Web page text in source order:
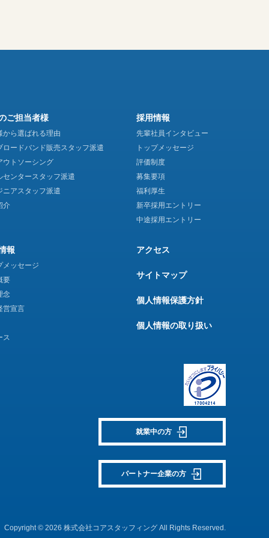
ご担当者様
から選ばれる理由
ロードバンド販売スタッフ派遣
ウトソーシング
センタースタッフ派遣
ニアスタッフ派遣
介
採用情報
先輩社員インタビュー
トップメッセージ
評価制度
募集要項
福利厚生
新卒採用エントリー
中途採用エントリー
報
メッセージ
要
念
営宣言
ス
アクセス
サイトマップ
個人情報保護方針
個人情報の取り扱い
就業中の方
パートナー企業の方
Copyright © 2026 株式会社コアスタッフィング All Rights Reserved.